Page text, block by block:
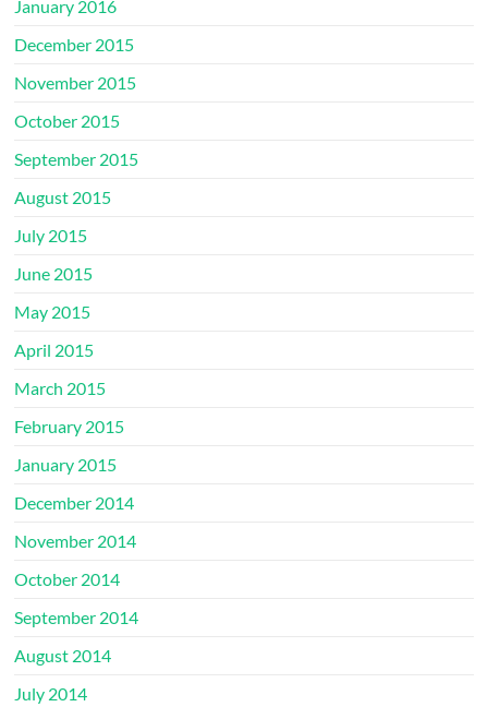
January 2016
December 2015
November 2015
October 2015
September 2015
August 2015
July 2015
June 2015
May 2015
April 2015
March 2015
February 2015
January 2015
December 2014
November 2014
October 2014
September 2014
August 2014
July 2014